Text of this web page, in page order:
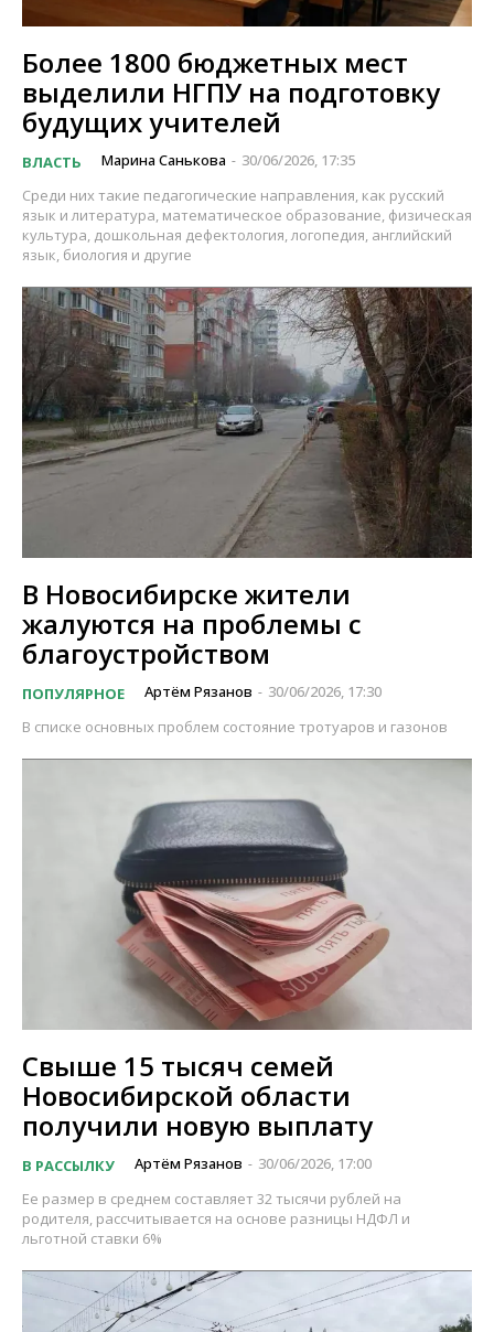
Более 1800 бюджетных мест
выделили НГПУ на подготовку
будущих учителей
ВЛАСТЬ Марина Санькова - 30/06/2026, 17:35
Среди них такие педагогические направления, как русский
язык и литература, математическое образование, физическая
культура, дошкольная дефектология, логопедия, английский
язык, биология и другие
В Новосибирске жители
жалуются на проблемы с
благоустройством
ПОПУЛЯРНОЕ Артём Рязанов - 30/06/2026, 17:30
В списке основных проблем состояние тротуаров и газонов
Свыше 15 тысяч семей
Новосибирской области
получили новую выплату
В РАССЫЛКУ Артём Рязанов - 30/06/2026, 17:00
Ее размер в среднем составляет 32 тысячи рублей на
родителя, рассчитывается на основе разницы НДФЛ и
льготной ставки 6%